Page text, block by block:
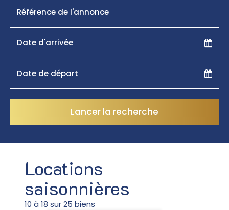
Lancer la recherche
Locations
saisonnières
10 à 18 sur 25 biens